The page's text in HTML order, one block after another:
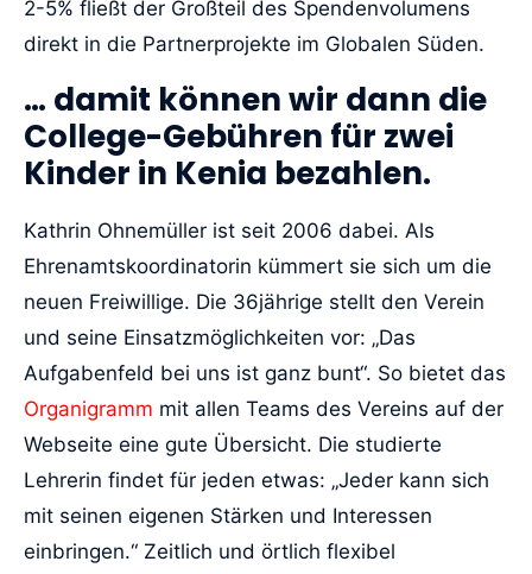
2-5% fließt der Großteil des Spendenvolumens
direkt in die Partnerprojekte im Globalen Süden.
… damit können wir dann die
College-Gebühren für zwei
Kinder in Kenia bezahlen.
Kathrin Ohnemüller ist seit 2006 dabei. Als
Ehrenamtskoordinatorin kümmert sie sich um die
neuen Freiwillige. Die 36jährige stellt den Verein
und seine Einsatzmöglichkeiten vor: „Das
Aufgabenfeld bei uns ist ganz bunt“. So bietet das
Organigramm mit allen Teams des Vereins auf der
Webseite eine gute Übersicht. Die studierte
Lehrerin findet für jeden etwas: „Jeder kann sich
mit seinen eigenen Stärken und Interessen
einbringen.“ Zeitlich und örtlich flexibel